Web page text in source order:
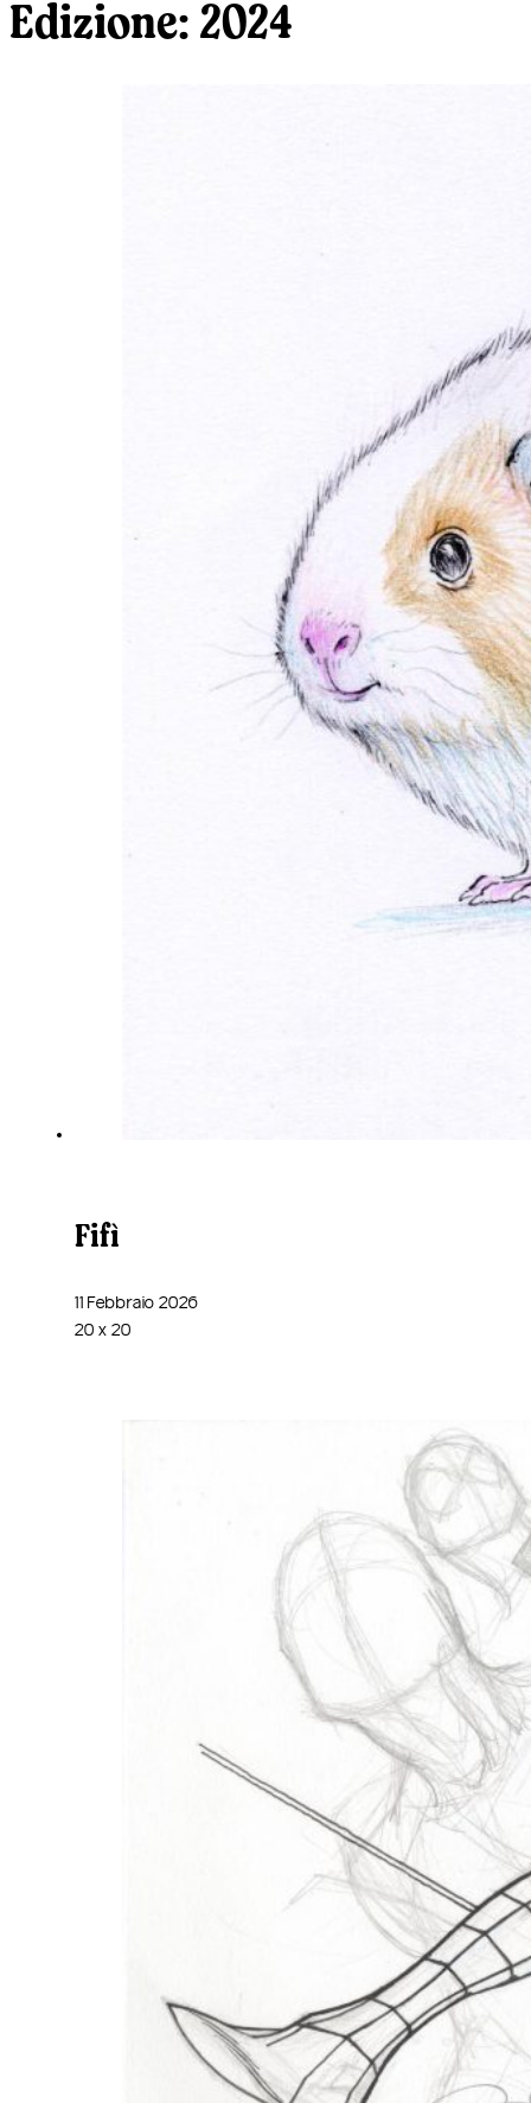
Corse e allenamenti
Edizione: 2024
Fifì
11 Febbraio 2026
20 x 20